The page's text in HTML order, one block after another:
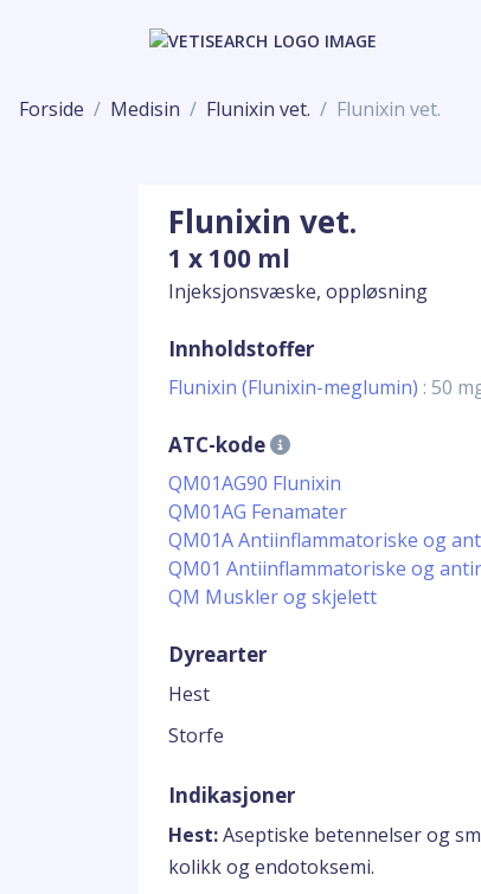
Forside Medisin Flunixin vet. Flunixin vet.
Flunixin vet.
1 x 100 ml
Injeksjonsvæske, oppløsning
Innholdstoffer
Flunixin (Flunixin-meglumin) : 50
ATC-kode
QM01AG90 Flunixin
QM01AG Fenamater
QM01A Antiinflammatoriske og
QM01 Antiinflammatoriske og
QM Muskler og skjelett
Dyrearter
Hest
Storfe
Indikasjoner
Hest:Aseptiske betennelser og
kolikk og endotoksemi.